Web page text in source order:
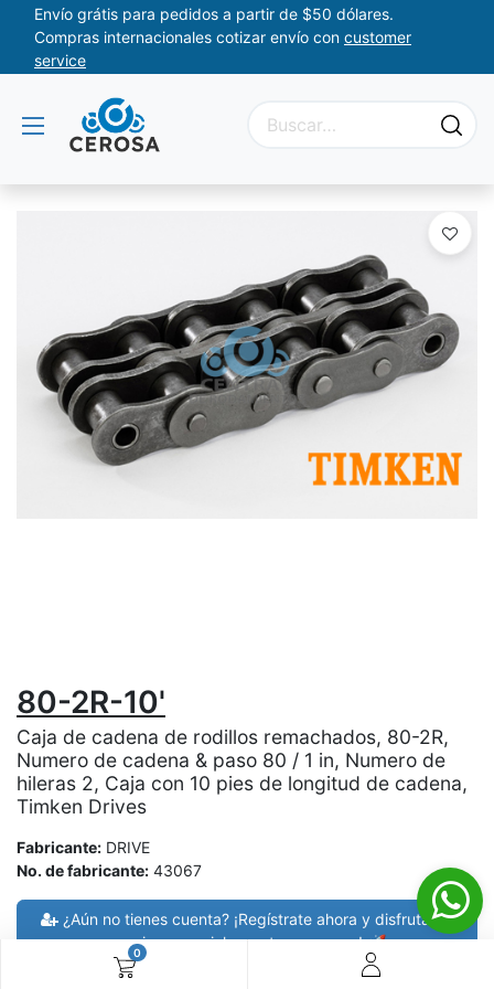
0
Envío grátis para pedidos a partir de $50 dólares.
Compras internacionales cotizar envío con customer
service
80-2R-10'
Caja de cadena de rodillos remachados, 80-2R,
Numero de cadena & paso 80 / 1 in, Numero de
hileras 2, Caja con 10 pies de longitud de cadena,
Timken Drives
Fabricante: DRIVE
No. de fabricante: 43067
¿Aún no tienes cuenta? ¡Regístrate ahora y disfruta de
precios especiales en tus compras! 🚀